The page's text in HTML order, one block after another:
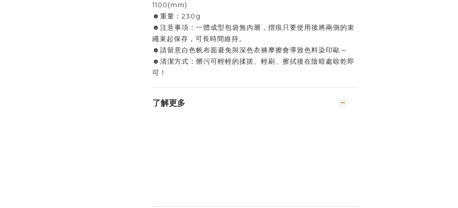
1100(mm)
☻重量：230g
☻注意事項：一體成型包袋無內層，摺痕只要使用後將兩側的束
繩束起保存，可長時間維持。
☻請留意白色帆布面避免與深色衣褲摩擦會導致色料染印歐～
☻清潔方式：髒污可輕輕的揉搓、輕刷、擦拭後在陰暗處晾乾即
可！
了解更多